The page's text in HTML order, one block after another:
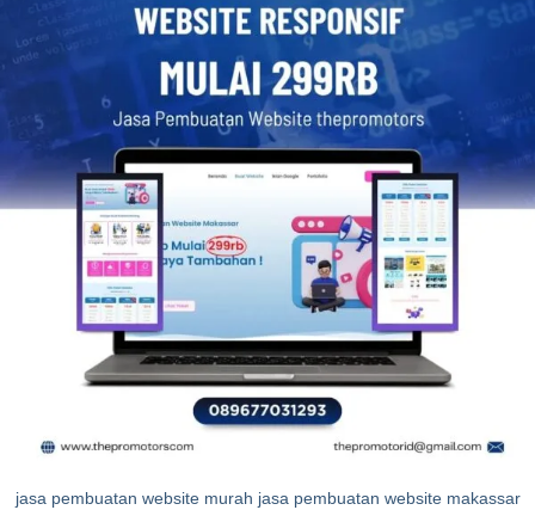
jasa pembuatan website murah jasa pembuatan website makassar